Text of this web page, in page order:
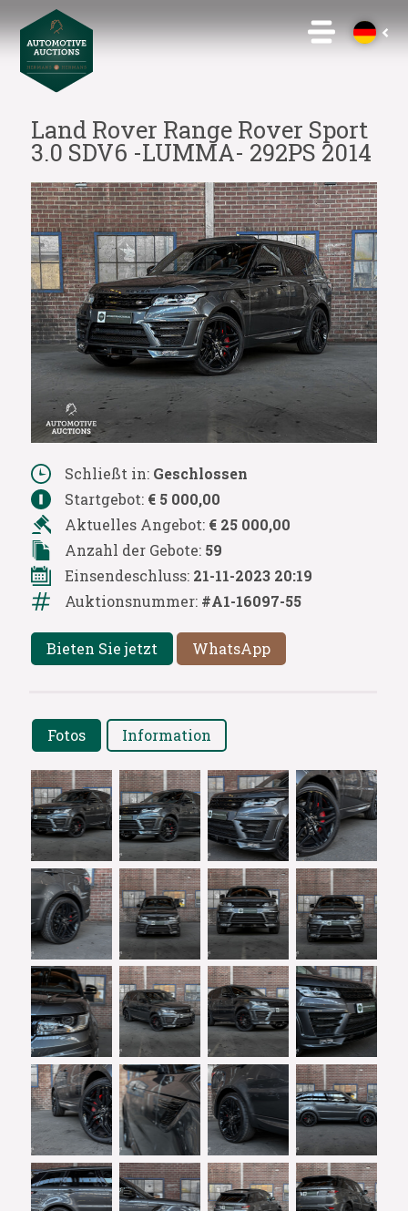
Land Rover Range Rover Sport
3.0 SDV6 -LUMMA- 292PS 2014
Schließt in: Geschlossen
Startgebot: € 5 000,00
Aktuelles Angebot: € 25 000,00
Anzahl der Gebote: 59
Einsendeschluss: 21-11-2023 20:19
Auktionsnummer: #A1-16097-55
Bieten Sie jetzt WhatsApp
Fotos Information